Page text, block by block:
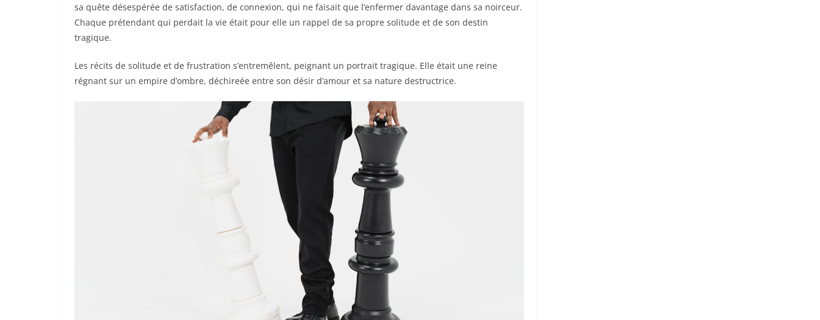
sa quête désespérée de satisfaction, de connexion, qui ne faisait que l’enfermer davantage dans sa noirceur.
Chaque prétendant qui perdait la vie était pour elle un rappel de sa propre solitude et de son destin
tragique.
Les récits de solitude et de frustration s’entremêlent, peignant un portrait tragique. Elle était une reine
régnant sur un empire d’ombre, déchireée entre son désir d’amour et sa nature destructrice.